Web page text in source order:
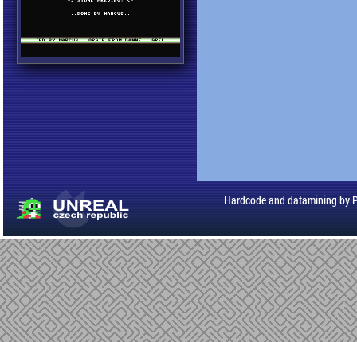
Hardcode and datamining by